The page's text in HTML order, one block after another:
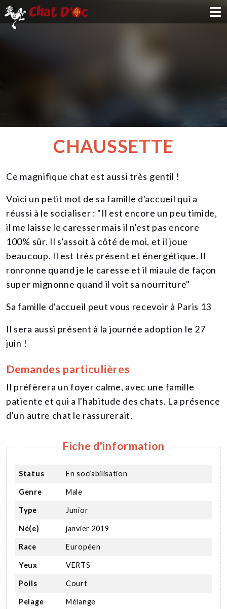
NOUS SOUTENIR
CONTACT
CHAUSSETTE
Ce magnifique chat est aussi très gentil !
Voici un petit mot de sa famille d'accueil qui a
réussi à le socialiser : "Il est encore un peu timide,
il me laisse le caresser mais il n'est pas encore
100% sûr. Il s'assoit à côté de moi, et il joue
beaucoup. Il est très présent et énergétique. Il
ronronne quand je le caresse et il miaule de façon
super mignonne quand il voit sa nourriture"
Sa famille d'accueil peut vous recevoir à Paris 13
Il sera aussi présent à la journée adoption le 27
juin !
Demandes particulières
Il préfèrera un foyer calme, avec une famille
patiente et qui a l'habitude des chats. La présence
d'un autre chat le rassurerait.
Fiche d'information
Status En sociabilisation
Genre Male
Type Junior
Né(e) janvier 2019
Race Européen
Yeux VERTS
Poils Court
Pelage Mélange